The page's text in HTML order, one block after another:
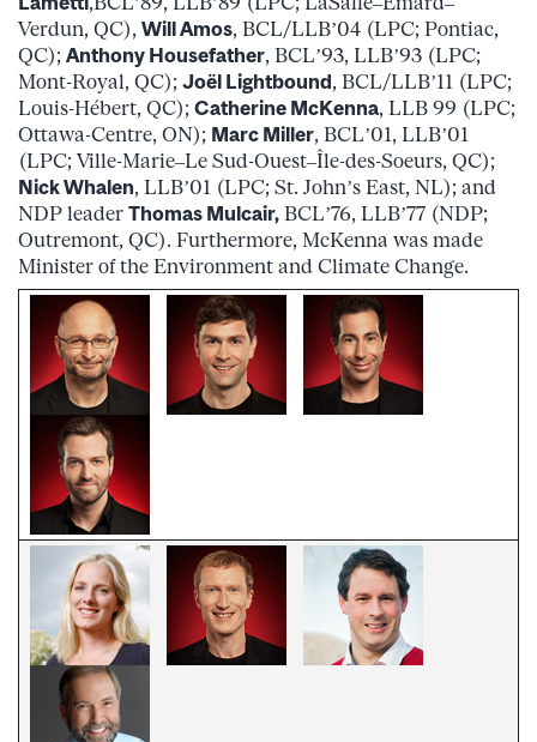
Verdun, QC), Will Amos, BCL/LLB’04 (LPC; Pontiac,
QC); Anthony Housefather, BCL’93, LLB’93 (LPC;
Mont-Royal, QC); Joël Lightbound, BCL/LLB’11 (LPC;
Louis-Hébert, QC); Catherine McKenna, LLB 99 (LPC;
Ottawa-Centre, ON); Marc Miller, BCL’01, LLB’01
(LPC; Ville-Marie–Le Sud-Ouest–Île-des-Soeurs, QC);
Nick Whalen, LLB’01 (LPC; St. John’s East, NL); and
NDP leader Thomas Mulcair, BCL’76, LLB’77 (NDP;
Outremont, QC). Furthermore, McKenna was made
Minister of the Environment and Climate Change.